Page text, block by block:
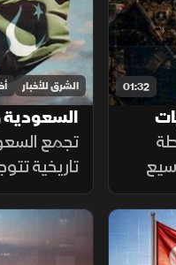
01:32 الشرق للأخبار
السعودية
تجمع
مشروع
وتمويل